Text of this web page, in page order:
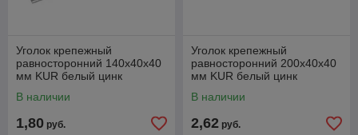
Уголок крепежный
равносторонний 140х40х40
мм KUR белый цинк
В наличии
1,80 руб.
Уголок крепежный
равносторонний 200х40х40
мм KUR белый цинк
В наличии
2,62 руб.